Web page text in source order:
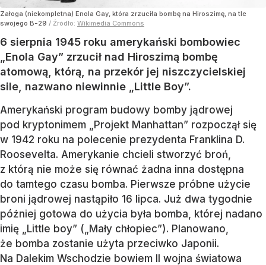
Załoga (niekompletna) Enola Gay, która zrzuciła bombę na Hiroszimę, na tle
swojego B-29 / Źródło: Wikimedia Commons
6 sierpnia 1945 roku amerykański bombowiec
„Enola Gay” zrzucił nad Hiroszimą bombę
atomową, którą, na przekór jej niszczycielskiej
sile, nazwano niewinnie „Little Boy”.
Amerykański program budowy bomby jądrowej
pod kryptonimem „Projekt Manhattan” rozpoczął się
w 1942 roku na polecenie prezydenta Franklina D.
Roosevelta. Amerykanie chcieli stworzyć broń,
z którą nie może się równać żadna inna dostępna
do tamtego czasu bomba. Pierwsze próbne użycie
broni jądrowej nastąpiło 16 lipca. Już dwa tygodnie
później gotowa do użycia była bomba, której nadano
imię „Little boy” („Mały chłopiec”). Planowano,
że bomba zostanie użyta przeciwko Japonii.
Na Dalekim Wschodzie bowiem II wojna światowa